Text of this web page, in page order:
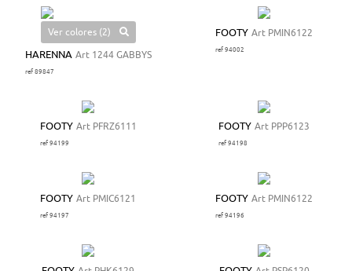
Ver colores (2)
HARENNA Art 1244 GABBYS
ref 89847
FOOTY Art PMIN6122
ref 94002
FOOTY Art PFRZ6111
ref 94199
FOOTY Art PPP6123
ref 94198
FOOTY Art PMIC6121
ref 94197
FOOTY Art PMIN6122
ref 94196